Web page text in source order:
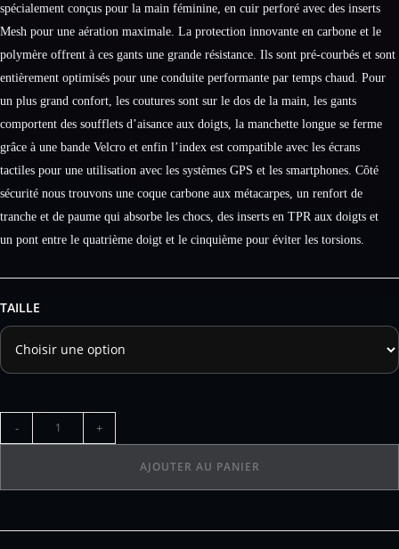
spécialement conçus pour la main féminine, en cuir perforé avec des inserts
Mesh pour une aération maximale. La protection innovante en carbone et le
polymère offrent à ces gants une grande résistance. Ils sont pré-courbés et sont
entièrement optimisés pour une conduite performante par temps chaud. Pour
un plus grand confort, les coutures sont sur le dos de la main, les gants
comportent des soufflets d’aisance aux doigts, la manchette longue se ferme
grâce à une bande Velcro et enfin l’index est compatible avec les écrans
tactiles pour une utilisation avec les systèmes GPS et les smartphones. Côté
sécurité nous trouvons une coque carbone aux métacarpes, un renfort de
tranche et de paume qui absorbe les chocs, des inserts en TPR aux doigts et
un pont entre le quatrième doigt et le cinquième pour éviter les torsions.
TAILLE
- +
AJOUTER AU PANIER